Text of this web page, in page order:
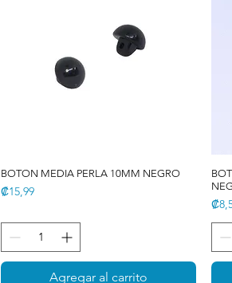
BOTON MEDIA PERLA 10MM NEGRO
Precio
₡15,99
Agregar al carrito